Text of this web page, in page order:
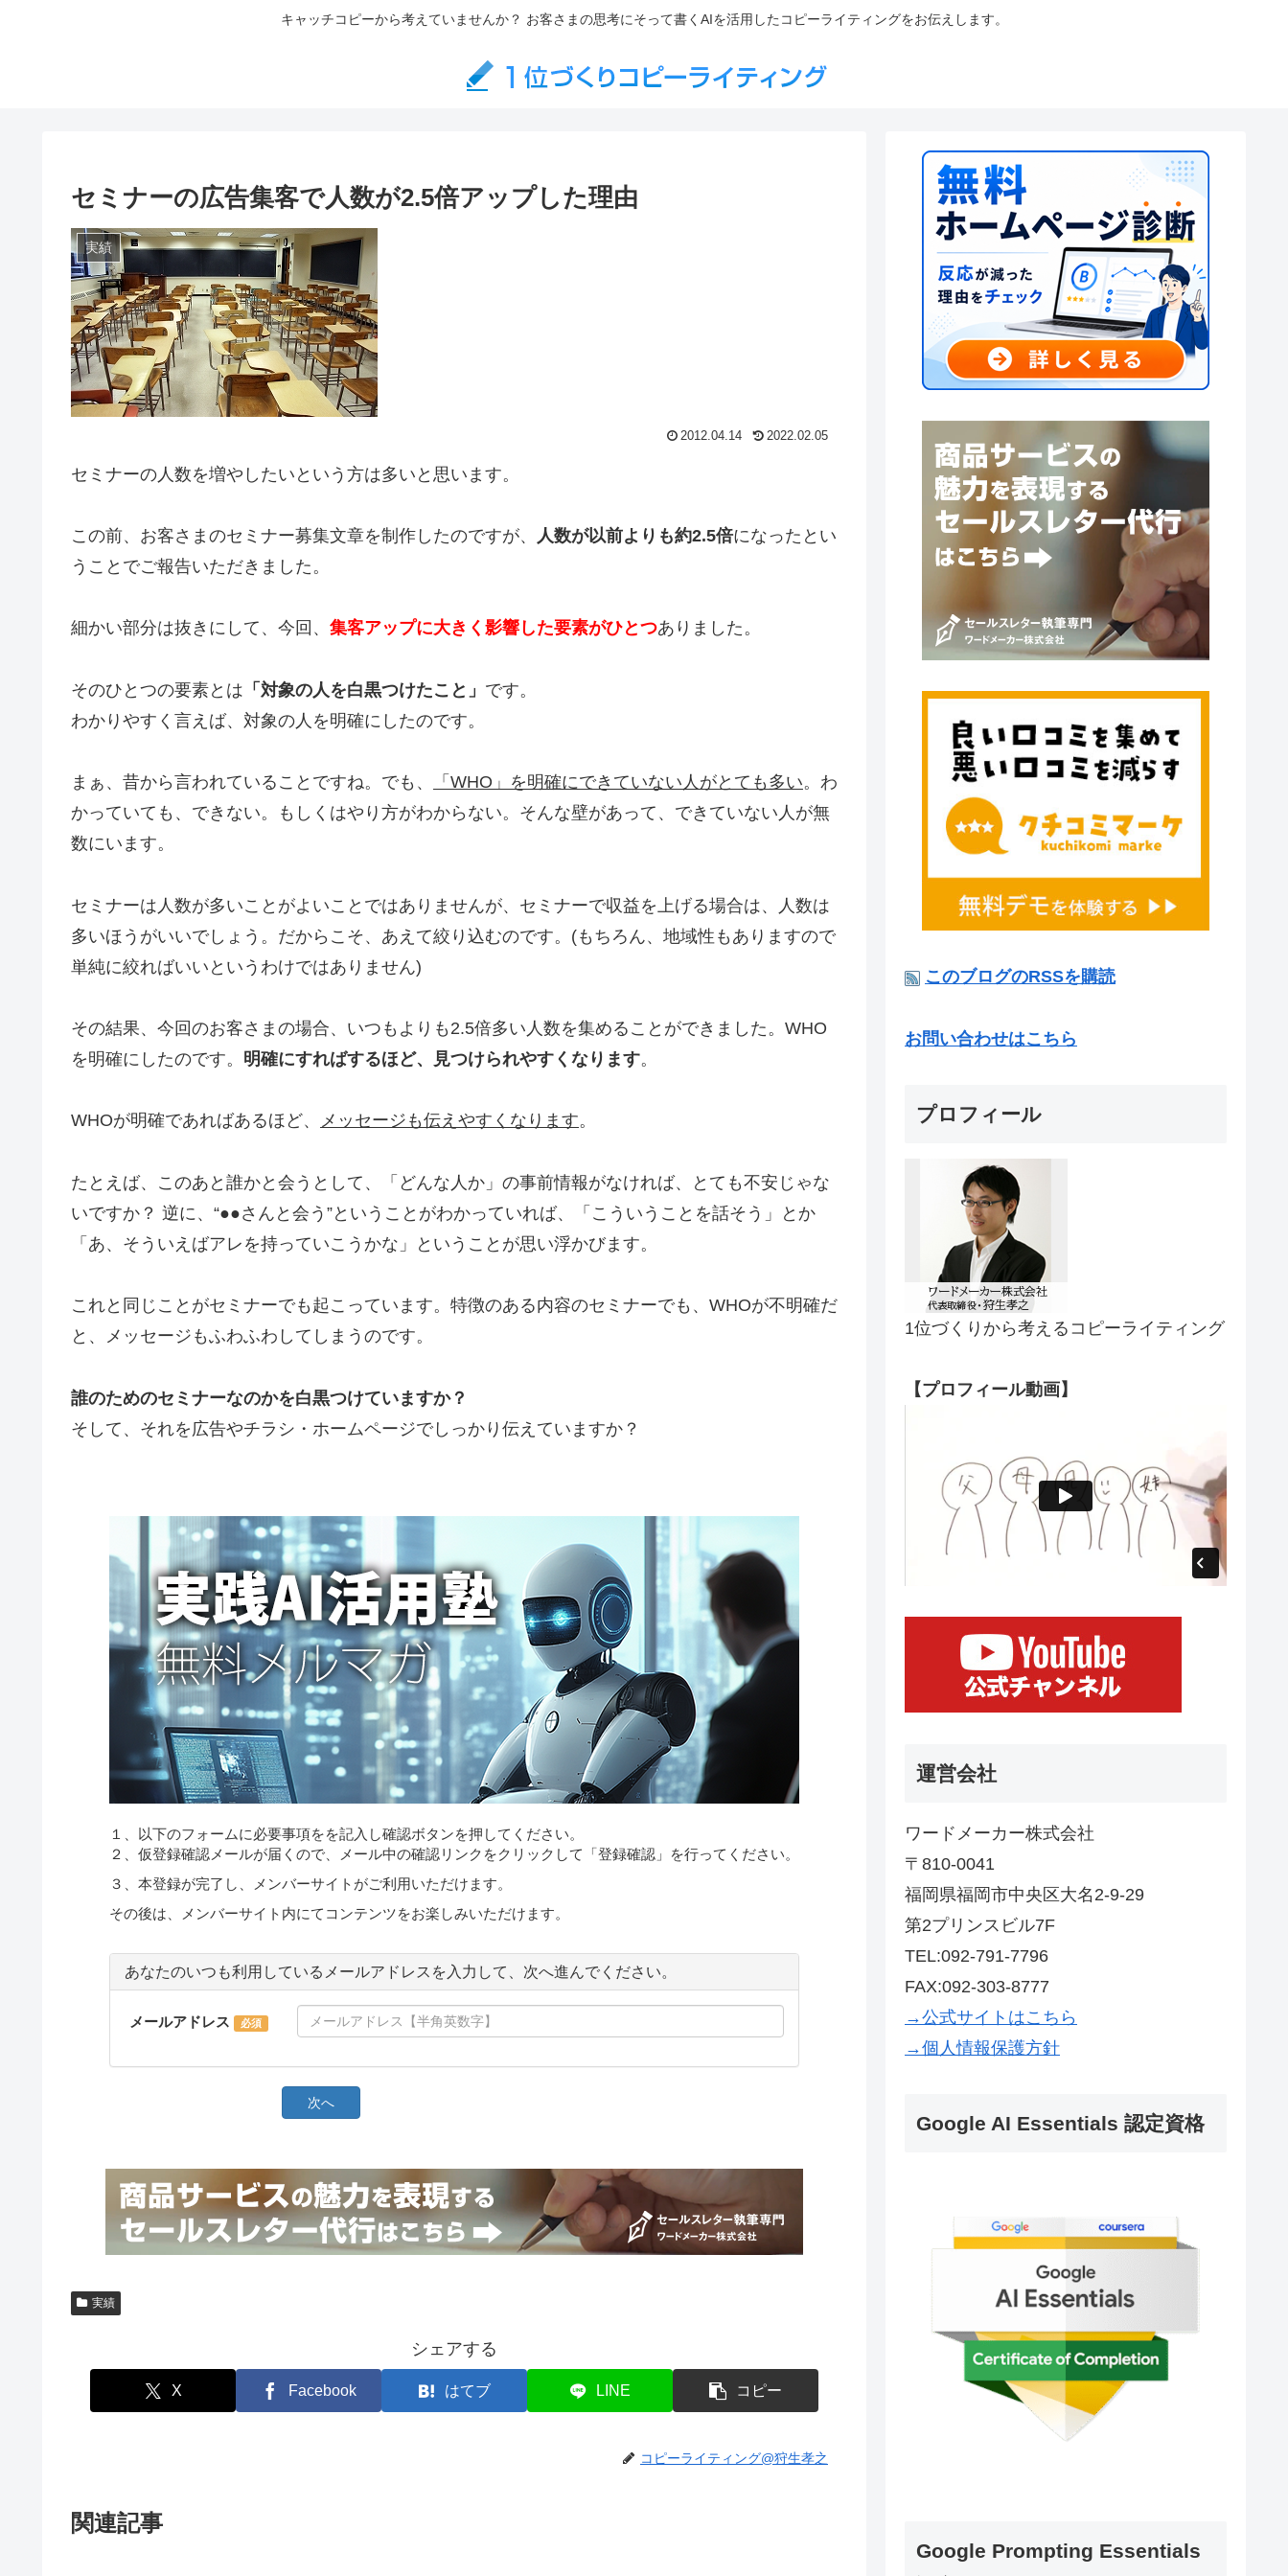
キャッチコピーから考えていませんか？ お客さまの思考にそって書くAIを活用したコピーライティングをお伝えします。
セミナーの広告集客で人数が2.5倍アップした理由
実績
2012.04.14 2022.02.05
セミナーの人数を増やしたいという方は多いと思います。
この前、お客さまのセミナー募集文章を制作したのですが、 人数が以前よりも約2.5倍になったとい
うことでご報告いただきました。
細かい部分は抜きにして、今回、 集客アップに大きく影響した要素がひとつありました。
そのひとつの要素とは 「対象の人を白黒つけたこと」 です。
わかりやすく言えば、対象の人を明確にしたのです。
まぁ、昔から言われていることですね。でも、 「WHO」を明確にできていない人がとても多い。わ
かっていても、できない。もしくはやり方がわからない。そんな壁があって、できていない人が無
数にいます。
セミナーは人数が多いことがよいことではありませんが、セミナーで収益を上げる場合は、人数は
多いほうがいいでしょう。だからこそ、あえて絞り込むのです。(もちろん、地域性もありますので
単純に絞ればいいというわけではありません)
その結果、今回のお客さまの場合、いつもよりも2.5倍多い人数を集めることができました。WHO
を明確にしたのです。 明確にすればするほど、見つけられやすくなります。
WHOが明確であればあるほど、 メッセージも伝えやすくなります。
たとえば、このあと誰かと会うとして、「どんな人か」の事前情報がなければ、とても不安じゃな
いですか？ 逆に、“●●さんと会う”ということがわかっていれば、「こういうことを話そう」とか
「あ、そういえばアレを持っていこうかな」ということが思い浮かびます。
これと同じことがセミナーでも起こっています。特徴のある内容のセミナーでも、WHOが不明確だ
と、メッセージもふわふわしてしまうのです。
誰のためのセミナーなのかを白黒つけていますか？
そして、それを広告やチラシ・ホームページでしっかり伝えていますか？
実績
シェアする
X Facebook はてブ LINE コピー
コピーライティング@狩生孝之
関連記事
このブログのRSSを購読
お問い合わせはこちら
プロフィール
1位づくりから考えるコピーライティング
【プロフィール動画】
運営会社
ワードメーカー株式会社
〒810-0041
福岡県福岡市中央区大名2-9-29
第2プリンスビル7F
TEL:092-791-7796
FAX:092-303-8777
→公式サイトはこちら
→個人情報保護方針
Google AI Essentials 認定資格
Google Prompting Essentials